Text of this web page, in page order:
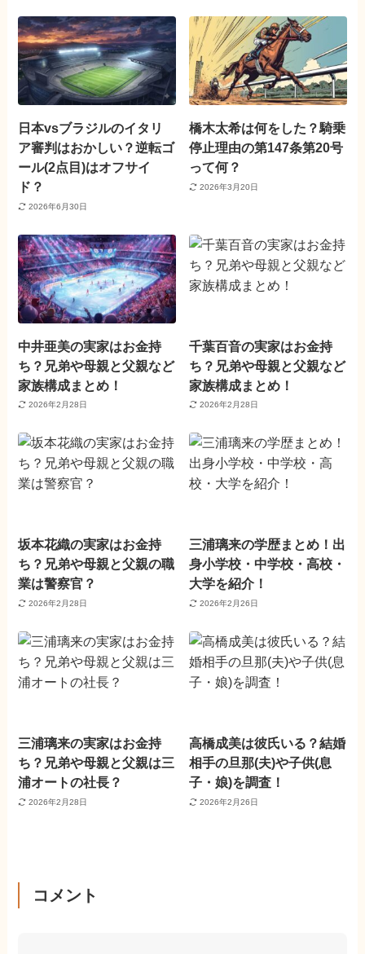
日本vsブラジルのイタリ
ア審判はおかしい？逆転ゴ
ール(2点目)はオフサイ
ド？
2026年6月30日
橋木太希は何をした？騎乗
停止理由の第147条第20号
って何？
2026年3月20日
中井亜美の実家はお金持
ち？兄弟や母親と父親など
家族構成まとめ！
2026年2月28日
千葉百音の実家はお金持
ち？兄弟や母親と父親など
家族構成まとめ！
2026年2月28日
坂本花織の実家はお金持
ち？兄弟や母親と父親の職
業は警察官？
2026年2月28日
三浦璃来の学歴まとめ！出
身小学校・中学校・高校・
大学を紹介！
2026年2月26日
三浦璃来の実家はお金持
ち？兄弟や母親と父親は三
浦オートの社長？
2026年2月28日
高橋成美は彼氏いる？結婚
相手の旦那(夫)や子供(息
子・娘)を調査！
2026年2月26日
コメント